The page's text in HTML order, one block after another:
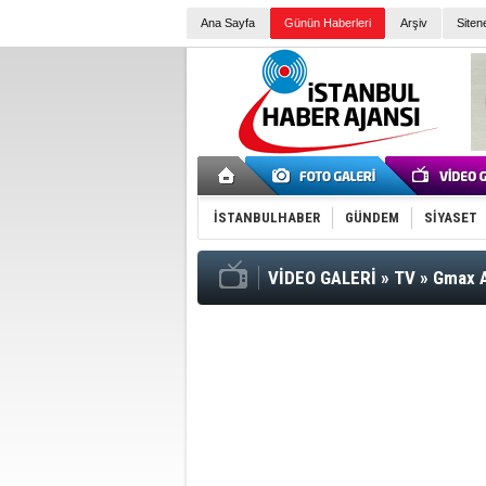
Ana Sayfa Günün Haberleri Arşiv
İSTANBULHABER GÜNDEM SİYASET
VİDEO GALERİ » TV » Gmax